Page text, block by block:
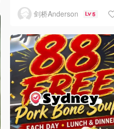
剑桥Anderson 5